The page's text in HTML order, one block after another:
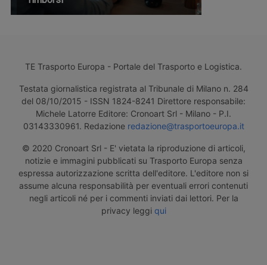
TE Trasporto Europa - Portale del Trasporto e Logistica.
Testata giornalistica registrata al Tribunale di Milano n. 284
del 08/10/2015 - ISSN 1824-8241 Direttore responsabile:
Michele Latorre Editore: Cronoart Srl - Milano - P.I.
03143330961. Redazione redazione@trasportoeuropa.it
© 2020 Cronoart Srl - E' vietata la riproduzione di articoli,
notizie e immagini pubblicati su Trasporto Europa senza
espressa autorizzazione scritta dell'editore. L'editore non si
assume alcuna responsabilità per eventuali errori contenuti
negli articoli né per i commenti inviati dai lettori. Per la
privacy leggi qui